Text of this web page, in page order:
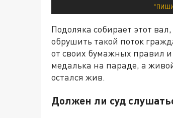
Подоляка собирает этот
обрушить такой поток
от своих бумажных правил
медалька на параде, а
остался жив.
Должен ли суд